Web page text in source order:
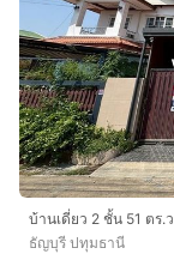
ธัญบุรี ปทุมธานี